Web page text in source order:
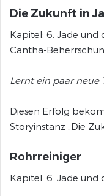
Die Zukunft in
Kapitel: 6. Jade und
Cantha-
Lernt ein paar neue
Diesen Erfolg
Storyinstanz „Die
Rohrreiniger
Kapitel: 6. Jade und